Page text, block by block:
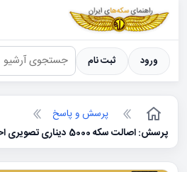
سکه ها ؛ راهنمای سکه شناسی
ورود ثبت نام
پرسش و پاسخ
پرسش: اصالت سکه 5000 دیناری تصویری احمد شاه